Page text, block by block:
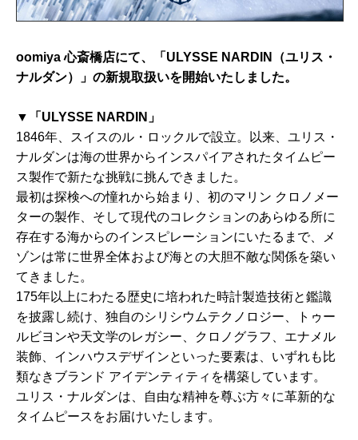
oomiya 心斎橋店にて、「ULYSSE NARDIN（ユリス・
ナルダン）」の新規取扱いを開始いたしました。
▼
「ULYSSE NARDIN」
1846年、スイスのル・ロックルで設立。以来、ユリス・
ナルダンは海の世界からインスパイアされたタイムピー
ス製作で新たな挑戦に挑んできました。
最初は探検への憧れから始まり、初のマリン クロノメー
ターの製作、そして現代のコレクションのあらゆる所に
存在する海からのインスピレーションにいたるまで、メ
ゾンは常に世界全体および海との大胆不敵な関係を築い
てきました。
175年以上にわたる歴史に培われた時計製造技術と鑑識
を披露し続け、独自のシリシウムテクノロジー、トゥー
ルビヨンや天文学のレガシー、クロノグラフ、エナメル
装飾、インハウスデザインといった要素は、いずれも比
類なきブランド アイデンティティを構築しています。
ユリス・ナルダンは、自由な精神を尊ぶ方々に革新的な
タイムピースをお届けいたします。